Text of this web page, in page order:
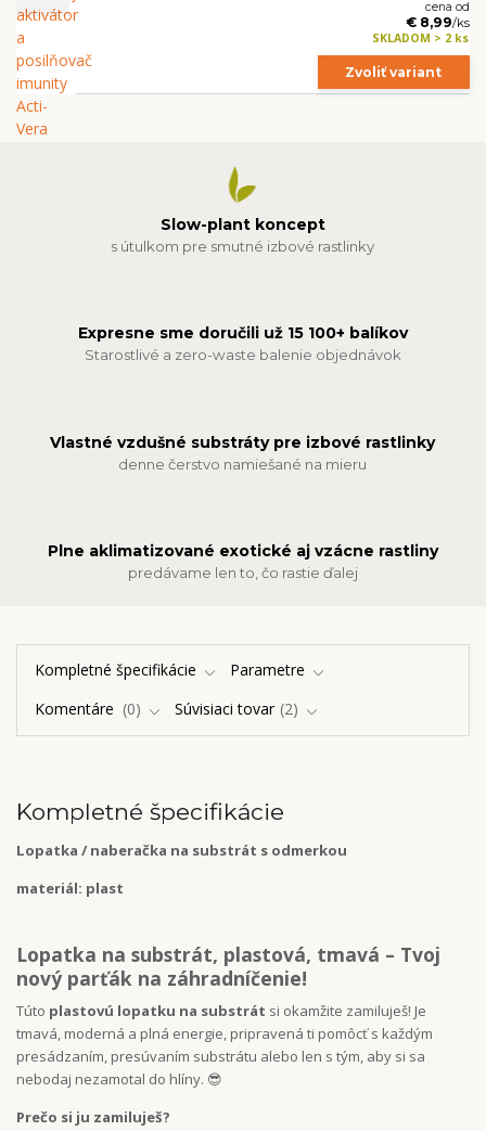
cena od
€ 8,99/ks
SKLADOM > 2 ks
Zvoliť variant
Slow-plant koncept
s útulkom pre smutné izbové rastlinky
Expresne sme doručili už 15 100+ balíkov
Starostlivé a zero-waste balenie objednávok
Vlastné vzdušné substráty pre izbové rastlinky
denne čerstvo namiešané na mieru
Plne aklimatizované exotické aj vzácne rastliny
predávame len to, čo rastie ďalej
Kompletné špecifikácie
Parametre
Komentáre
0 Súvisiaci tovar 2
Kompletné špecifikácie
Lopatka / naberačka na substrát s odmerkou
materiál: plast
Lopatka na substrát, plastová, tmavá – Tvoj
nový parťák na záhradníčenie!
Túto plastovú lopatku na substrát si okamžite zamiluješ! Je
tmavá, moderná a plná energie, pripravená ti pomôcť s každým
presádzaním, presúvaním substrátu alebo len s tým, aby si sa
nebodaj nezamotal do hlíny. 😎
Prečo si ju zamiluješ?